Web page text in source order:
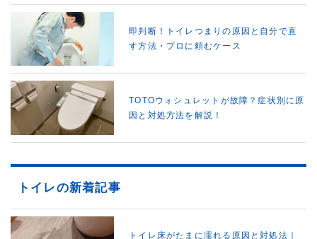
トイレの新着記事
トイレ床がたまに濡れる原因と対処法｜
即判断！トイレつまりの原因と自分で直
す方法・プロに頼むケース
TOTOウォシュレットが故障？症状別に原
因と対処方法を解説！